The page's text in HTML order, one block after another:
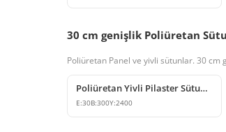
30 cm genişlik Poliüretan
Poliüretan Panel ve yivli sütunlar. 30 cm
Poliüretan Yivli Pilaster Sütun Modeli P5030
E:30B:300Y:2400